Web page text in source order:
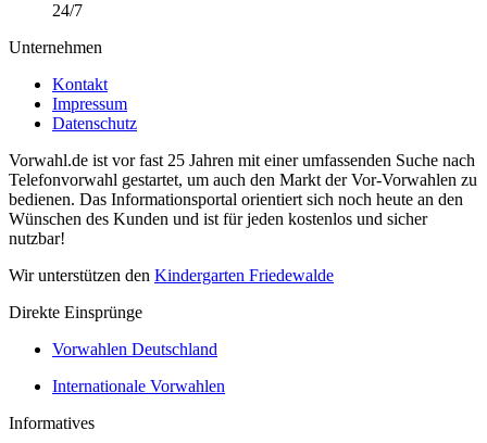
24/7
Unternehmen
Kontakt
Impressum
Datenschutz
Vorwahl.de ist vor fast 25 Jahren mit einer umfassenden Suche nach
Telefonvorwahl gestartet, um auch den Markt der Vor-Vorwahlen zu
bedienen. Das Informationsportal orientiert sich noch heute an den
Wünschen des Kunden und ist für jeden kostenlos und sicher
nutzbar!
Wir unterstützen den Kindergarten Friedewalde
Direkte Einsprünge
Vorwahlen Deutschland
Internationale Vorwahlen
Informatives